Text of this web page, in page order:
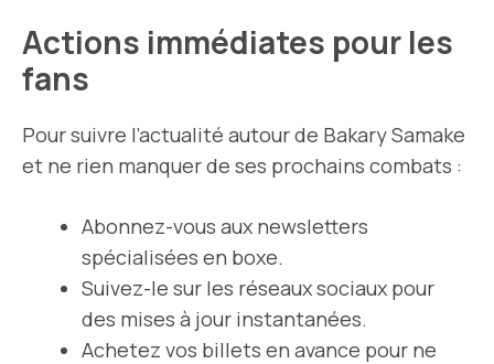
Actions immédiates pour les
fans
Pour suivre l’actualité autour de Bakary Samake
et ne rien manquer de ses prochains combats :
Abonnez-vous aux newsletters
spécialisées en boxe.
Suivez-le sur les réseaux sociaux pour
des mises à jour instantanées.
Achetez vos billets en avance pour ne